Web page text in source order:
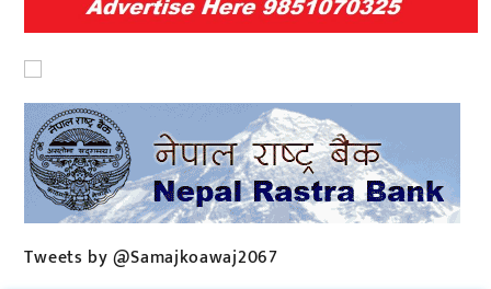
Tweets by @Samajkoawaj2067